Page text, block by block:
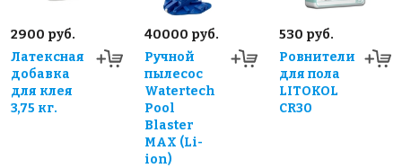
2900 руб.
Латексная
добавка
для клея
3,75 кг.
40000 руб.
Ручной
пылесос
Watertech
Pool
Blaster
MAX (Li-
ion)
530 руб.
Ровнители
для пола
LITOKOL
CR30